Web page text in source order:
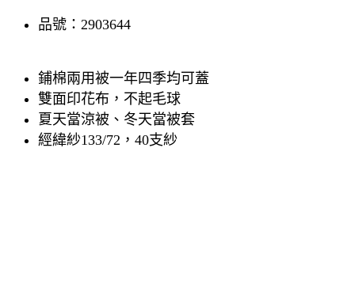
品號：2903644
鋪棉兩用被一年四季均可蓋
雙面印花布，不起毛球
夏天當涼被、冬天當被套
經緯紗133/72，40支紗